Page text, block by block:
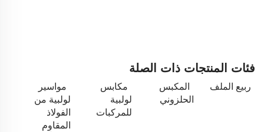
فئات المنتجات ذات الصلة
ربيع الملف
المكبس
الحلزوني
مكابس
لولبية
للمركبات
مواسير
لولبية من
الفولاذ
المقاوم